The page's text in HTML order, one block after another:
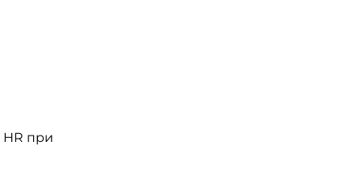
при